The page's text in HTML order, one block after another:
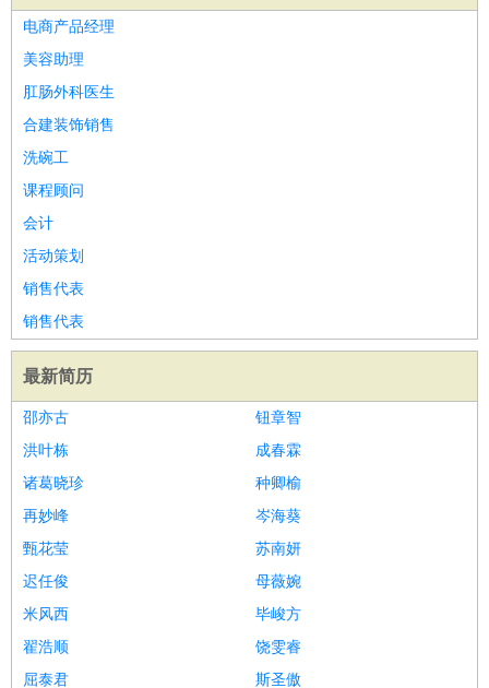
电商产品经理
美容助理
肛肠外科医生
合建装饰销售
洗碗工
课程顾问
会计
活动策划
销售代表
销售代表
最新简历
邵亦古
钮章智
洪叶栋
成春霖
诸葛晓珍
种卿榆
再妙峰
岑海葵
甄花莹
苏南妍
迟任俊
母薇婉
米风西
毕峻方
翟浩顺
饶雯睿
屈泰君
斯圣傲